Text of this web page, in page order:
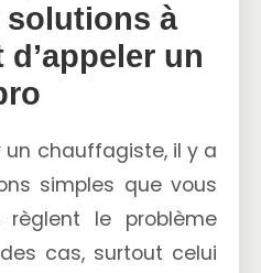
solutions à
un
chauffagiste, il y a
simples que vous
règlent le problème
cas, surtout celui